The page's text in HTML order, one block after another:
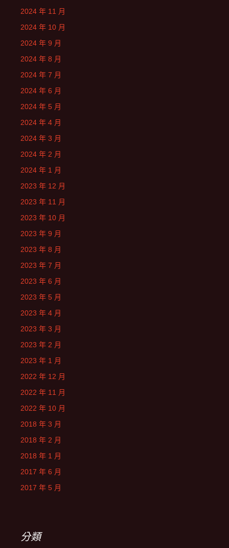
2024 年 11 月
2024 年 10 月
2024 年 9 月
2024 年 8 月
2024 年 7 月
2024 年 6 月
2024 年 5 月
2024 年 4 月
2024 年 3 月
2024 年 2 月
2024 年 1 月
2023 年 12 月
2023 年 11 月
2023 年 10 月
2023 年 9 月
2023 年 8 月
2023 年 7 月
2023 年 6 月
2023 年 5 月
2023 年 4 月
2023 年 3 月
2023 年 2 月
2023 年 1 月
2022 年 12 月
2022 年 11 月
2022 年 10 月
2018 年 3 月
2018 年 2 月
2018 年 1 月
2017 年 6 月
2017 年 5 月
分類